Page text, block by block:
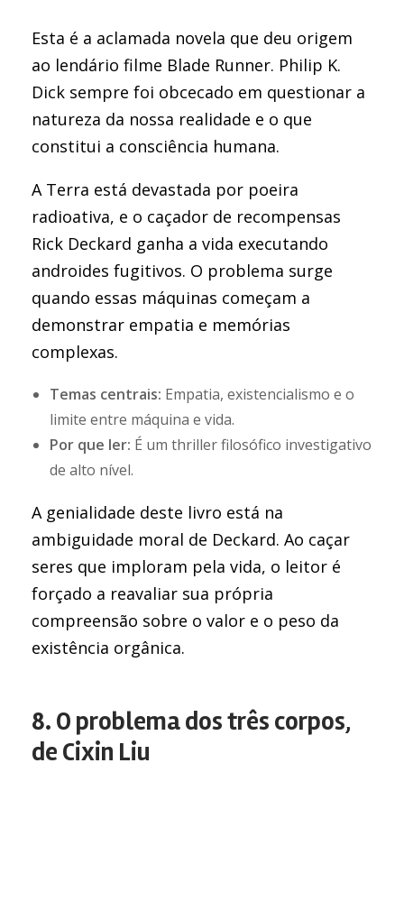
Esta é a aclamada novela que deu origem
ao lendário filme Blade Runner. Philip K.
Dick sempre foi obcecado em questionar a
natureza da nossa realidade e o que
constitui a consciência humana.
A Terra está devastada por poeira
radioativa, e o caçador de recompensas
Rick Deckard ganha a vida executando
androides fugitivos. O problema surge
quando essas máquinas começam a
demonstrar empatia e memórias
complexas.
Temas centrais: Empatia, existencialismo e o
limite entre máquina e vida.
Por que ler: É um thriller filosófico investigativo
de alto nível.
A genialidade deste livro está na
ambiguidade moral de Deckard. Ao caçar
seres que imploram pela vida, o leitor é
forçado a reavaliar sua própria
compreensão sobre o valor e o peso da
existência orgânica.
8. O problema dos três corpos,
de Cixin Liu